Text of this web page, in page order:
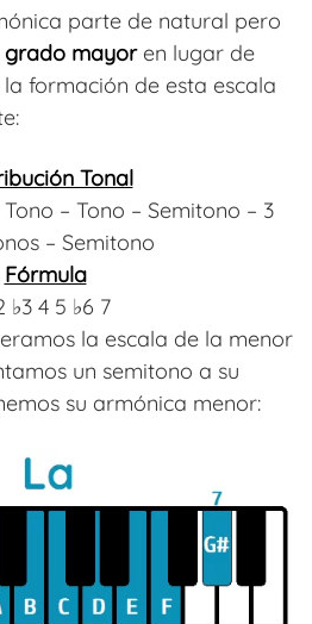
parte de natural pero
grado mayoren lugar de
la formación de esta escala
Tonal
– Tono – Semitono – 3
– Semitono
Fórmula
♭3 4 5 ♭6 7
la escala de la menor
un semitono a su
su armónica menor: